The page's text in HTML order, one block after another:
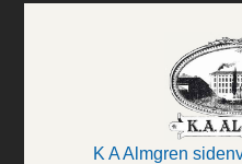
K A Almgren